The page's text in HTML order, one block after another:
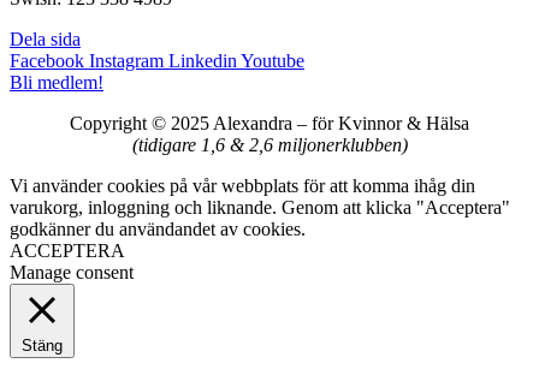
Dela sida
Facebook Instagram Linkedin Youtube
Bli medlem!
Copyright © 2025 Alexandra – för Kvinnor & Hälsa
(tidigare 1,6 & 2,6 miljonerklubben)
Vi använder cookies på vår webbplats för att komma ihåg din
varukorg, inloggning och liknande. Genom att klicka "Acceptera"
godkänner du användandet av cookies.
ACCEPTERA
Manage consent
Stäng